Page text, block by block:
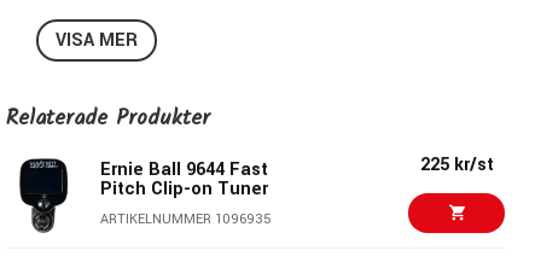
och sträcker sig därmed mellan hela 8 oktaver och med det
kromatiska läget så hanterar därmed Martin Clip-On Tuner
som ligger i samma omfång.
Tydlig och exakt visning
Kalibrerbar (430Hz-450Hz)
Frekvensområde : 27,5Hz - 4,186 Hz
VISA MER
Relaterade Produkter
Ernie Ball 9644 Fast
Pitch Clip-on Tuner
ARTIKELNUMMER 1096935
225 kr/st